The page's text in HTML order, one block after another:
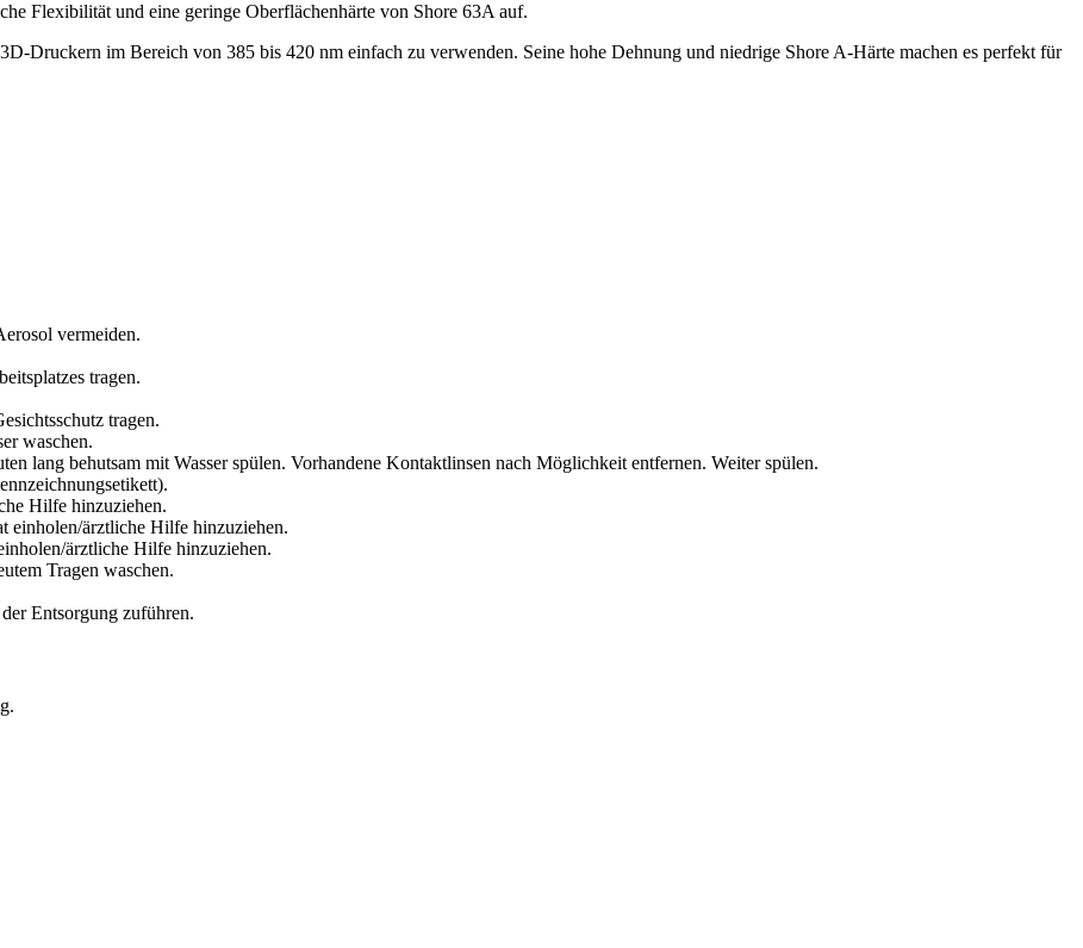
Flexibilität und eine geringe Oberflächenhärte von Shore 63A auf.
Druckern im Bereich von 385 bis 420 nm einfach zu verwenden. Seine hohe Dehnung und niedrige Shore A-Härte machen es perfekt für
vermeiden.
tragen.
tragen.
waschen.
lang behutsam mit Wasser spülen. Vorhandene Kontaktlinsen nach Möglichkeit entfernen. Weiter spülen.
Hilfe hinzuziehen.
einholen/ärztliche Hilfe hinzuziehen.
ärztliche Hilfe hinzuziehen.
Tragen waschen.
Entsorgung zuführen.